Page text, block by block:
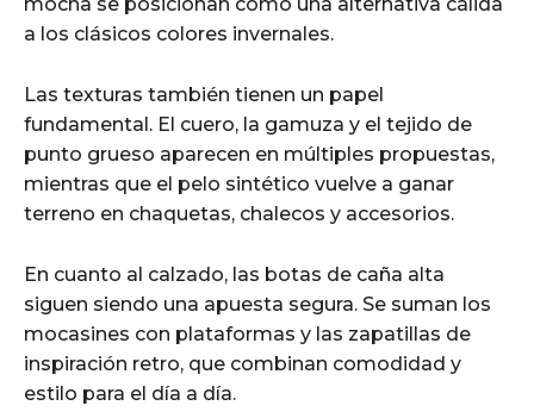
mocha se posicionan como una alternativa cálida
a los clásicos colores invernales.
Las texturas también tienen un papel
fundamental. El cuero, la gamuza y el tejido de
punto grueso aparecen en múltiples propuestas,
mientras que el pelo sintético vuelve a ganar
terreno en chaquetas, chalecos y accesorios.
En cuanto al calzado, las botas de caña alta
siguen siendo una apuesta segura. Se suman los
mocasines con plataformas y las zapatillas de
inspiración retro, que combinan comodidad y
estilo para el día a día.